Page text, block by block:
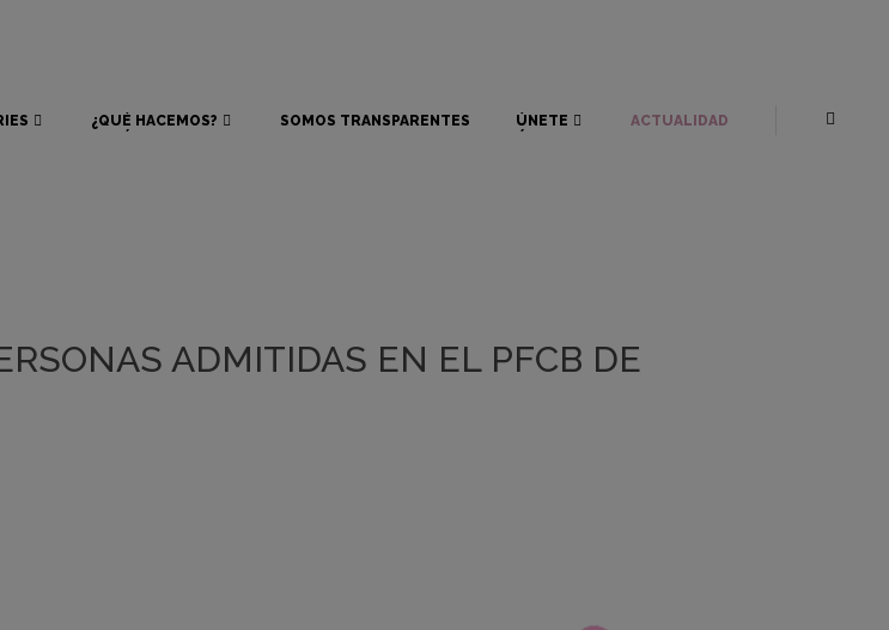
¿QUÉ HACEMOS?
SOMOS TRANSPARENTES
ÚNETE
ACTUALIDAD
ADMITIDAS EN EL PFCB DE